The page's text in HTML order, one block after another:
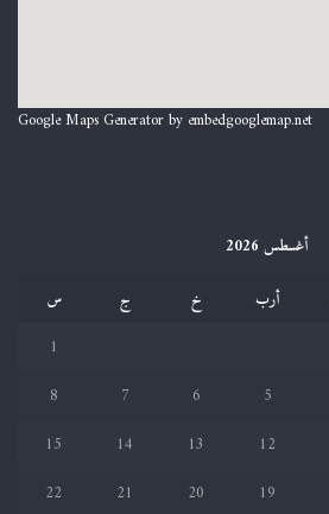
Google Maps Generator by embedgooglemap.net
أغسطس 2026
أرب خ ج
س
1
5
6
7
8
12
13
14
15
19
20
21
22